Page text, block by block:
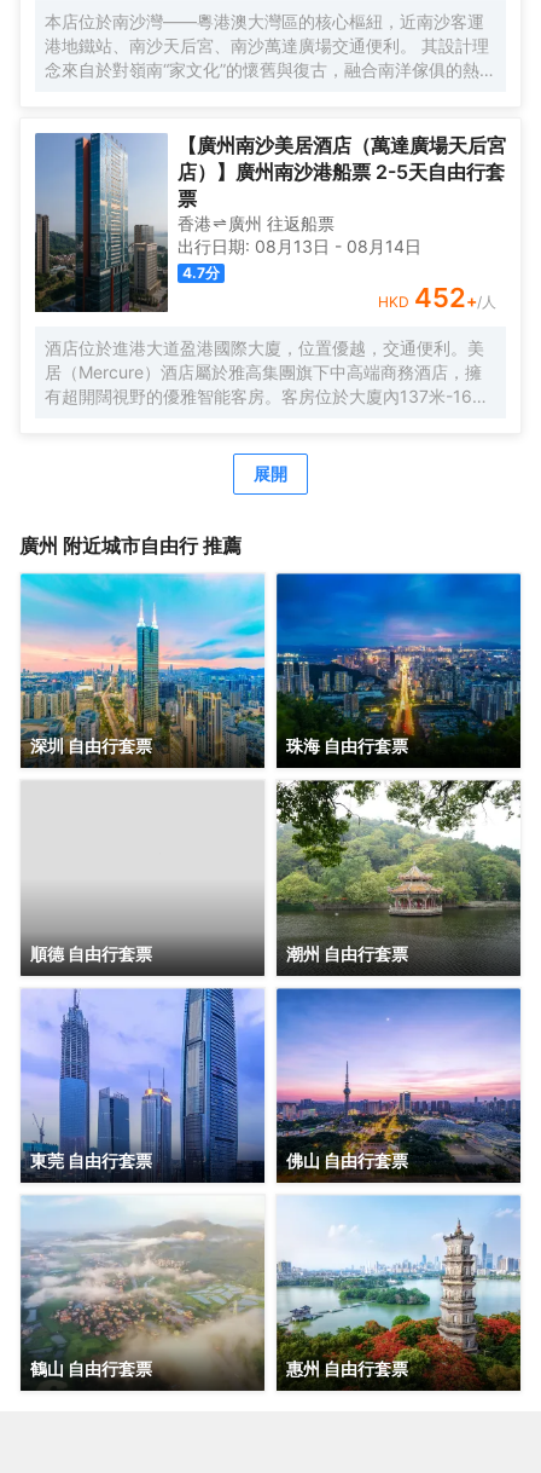
同時，酒店擁有1,600平方米的宴會及會議場地以及寬敞的戶
外草坪，可滿足不同的會議及宴會需求，無論商務出行亦或
休閒旅遊期待與您共赴南沙，遇見另一種可能。
本店位於南沙灣——粵港澳大灣區的核心樞紐，近南沙客運
港地鐵站、南沙天后宮、南沙萬達廣場交通便利。 其設計理
念來自於對嶺南“家文化”的懷舊與復古，融合南洋傢俱的熱情
嶺南文化的歸屬感。 客棧共五層，一層為大堂及茶室，二至
五層為客房，寬敞、舒適、風格各異的客房眾多；供賓客休
閒暢談的石奧茶室，主要提供早餐、茶點、飲品、簡餐等服
務；同時亦與中國大陸獲得“五金錨”獎的南沙遊艇會提供宴
會/婚宴/會議、中西式餐飲、遊艇觀光/租賃、帆船租賃/體
驗、遊艇帆船駕證考取等不同種服務功能，打造出一種特色
的休閒度假空間。
【廣州南沙美居酒店（萬達廣場天后宮
店）】廣州南沙港船票 2-5天自由行套
票
香港 廣州 往返船票
出行日期: 08月13日 - 08月14日
4.7分
HKD 452+/人
酒店位於進港大道盈港國際大廈，位置優越，交通便利。美
居（Mercure）酒店屬於雅高集團旗下中高端商務酒店，擁
有超開闊視野的優雅智能客房。客房位於大廈內137米-165
格客房，簡約唯美又精緻典雅，是商務人士出差首善之選。
酒店客房內配有恒温恒壓淋浴、全交換新風系統，高級自動
驗。酒店全體工作人員攜人工智能機器人小美在“Make A
展開
廣州 附近城市自由行 推薦
深圳 自由行套票 珠海 自由行套票
順德 自由行套票 潮州 自由行套票
東莞 自由行套票 佛山 自由行套票
鶴山 自由行套票 惠州 自由行套票